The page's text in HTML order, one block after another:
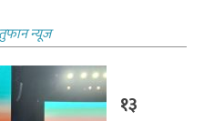
तुफान न्यूज
१३